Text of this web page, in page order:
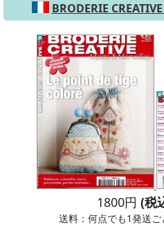
BRODERIE
1800円 (税
送料：何点でも1発送